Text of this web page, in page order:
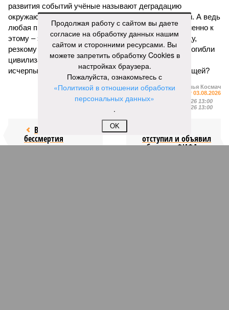
развития событий учёные называют деградацию
окружающей среды, истощение ресурсов и болезни. А ведь
любая природная катастрофа непременно ведёт именно к
этому – экономическому кризису, эпидемиям, голоду,
резкому сокращению численности населения. Так погибли
цивилизации шумеров, майя, кхмеров – список не
исчерпывающий. Какая цивилизация будет следующей?
Илья Космач
«Наша версия» №29 от 03.08.2026
Опубликовано:
05.08.2026 13:00
05.08.2026 13:00
Возраст
бессмертия отступил и объявил
об отказе ФИФА от
Продолжая работу с сайтом вы даете
согласие на обработку данных нашим
сайтом и сторонними ресурсами. Вы
можете запретить обработку Cookies в
настройках браузера.
Пожалуйста, ознакомьтесь с
«Политикой в отношении обработки
персональных данных»
.
OK